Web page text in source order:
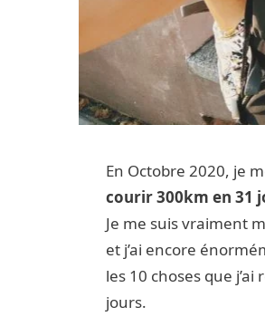
En Octobre 2020, je
courir 300km en 31
Je me suis vraiment
et j’ai encore
les 10 choses que
jours.